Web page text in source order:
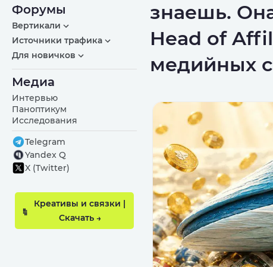
Форумы
Вертикали
Источники трафика
Для новичков
Медиа
Интервью
Паноптикум
Исследования
Telegram
Yandex Q
X (Twitter)
Креативы и связки |
Скачать →
знаешь.
Head of
медийных